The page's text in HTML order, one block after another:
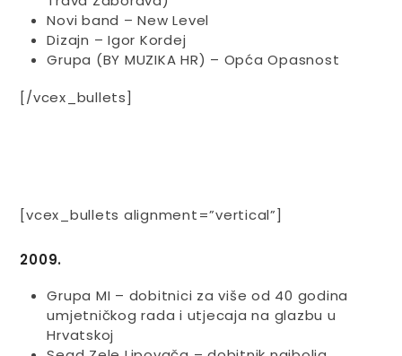
Novi band – New Level
Dizajn – Igor Kordej
Grupa (BY MUZIKA HR) – Opća Opasnost
[/vcex_bullets]
[vcex_bullets alignment=”vertical”]
2009.
Grupa MI – dobitnici za više od 40 godina
umjetničkog rada i utjecaja na glazbu u
Hrvatskoj